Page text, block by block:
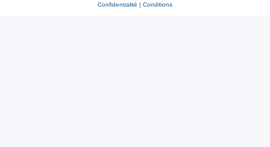
Confidentialité | Conditions